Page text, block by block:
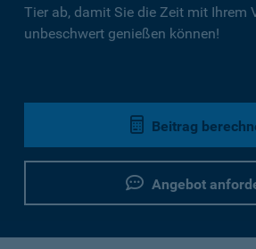
Tier ab, damit Sie die Zeit mit Ihrem
unbeschwert genießen können!
Beitrag
Angebot